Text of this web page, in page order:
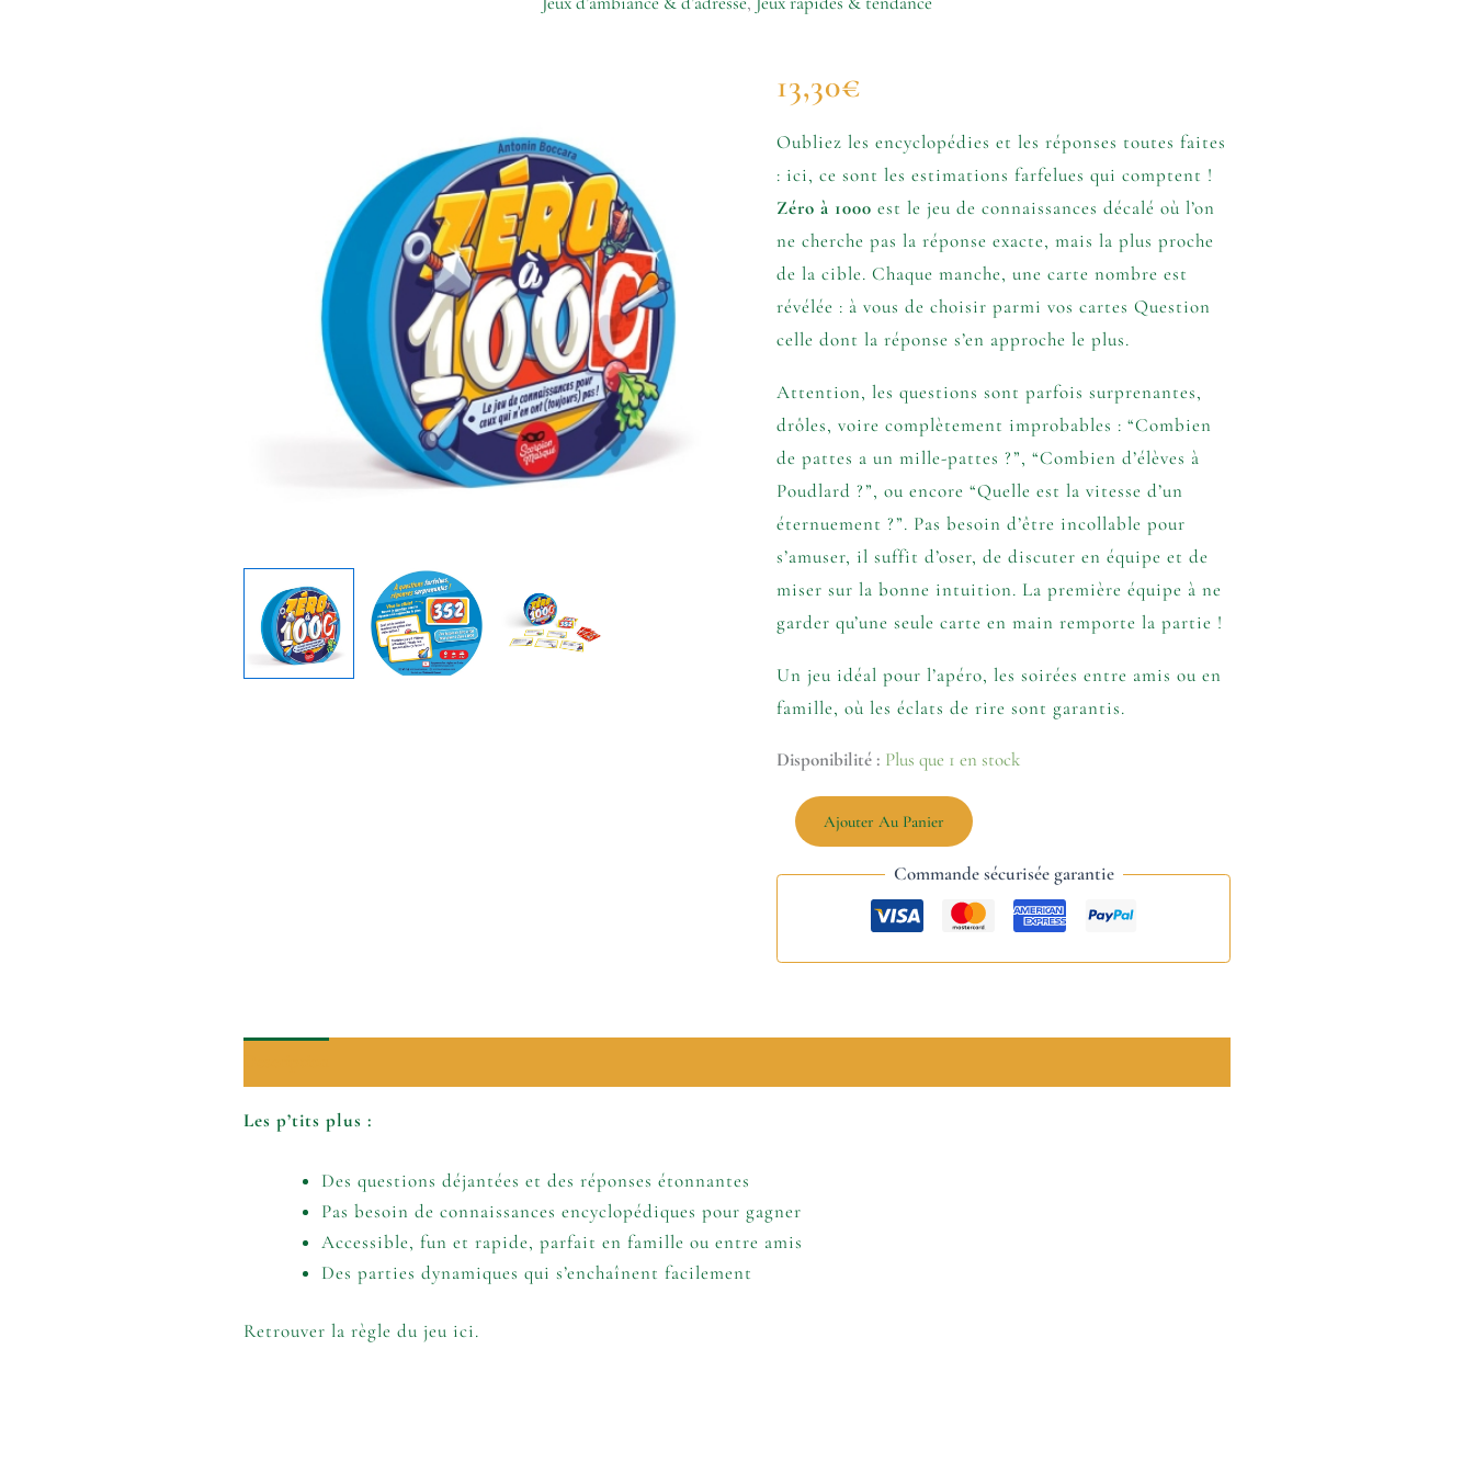
13,30€
Oubliez les encyclopédies et les réponses toutes faites
: ici, ce sont les estimations farfelues qui comptent !
Zéro à 1000 est le jeu de connaissances décalé où l’on
ne cherche pas la réponse exacte, mais la plus proche
de la cible. Chaque manche, une carte nombre est
révélée : à vous de choisir parmi vos cartes Question
celle dont la réponse s’en approche le plus.
Attention, les questions sont parfois surprenantes,
drôles, voire complètement improbables : “Combien
de pattes a un mille-pattes ?”, “Combien d’élèves à
Poudlard ?”, ou encore “Quelle est la vitesse d’un
éternuement ?”. Pas besoin d’être incollable pour
s’amuser, il suffit d’oser, de discuter en équipe et de
miser sur la bonne intuition. La première équipe à ne
garder qu’une seule carte en main remporte la partie !
Un jeu idéal pour l’apéro, les soirées entre amis ou en
famille, où les éclats de rire sont garantis.
Disponibilité : Plus que 1 en stock
de
Zéro
1000
Ajouter Au Panier
Commande sécurisée garantie
Les p’tits plus :
Des questions déjantées et des réponses étonnantes
Pas besoin de connaissances encyclopédiques pour gagner
Accessible, fun et rapide, parfait en famille ou entre amis
Des parties dynamiques qui s’enchaînent facilement
Retrouver la règle du jeu ici.